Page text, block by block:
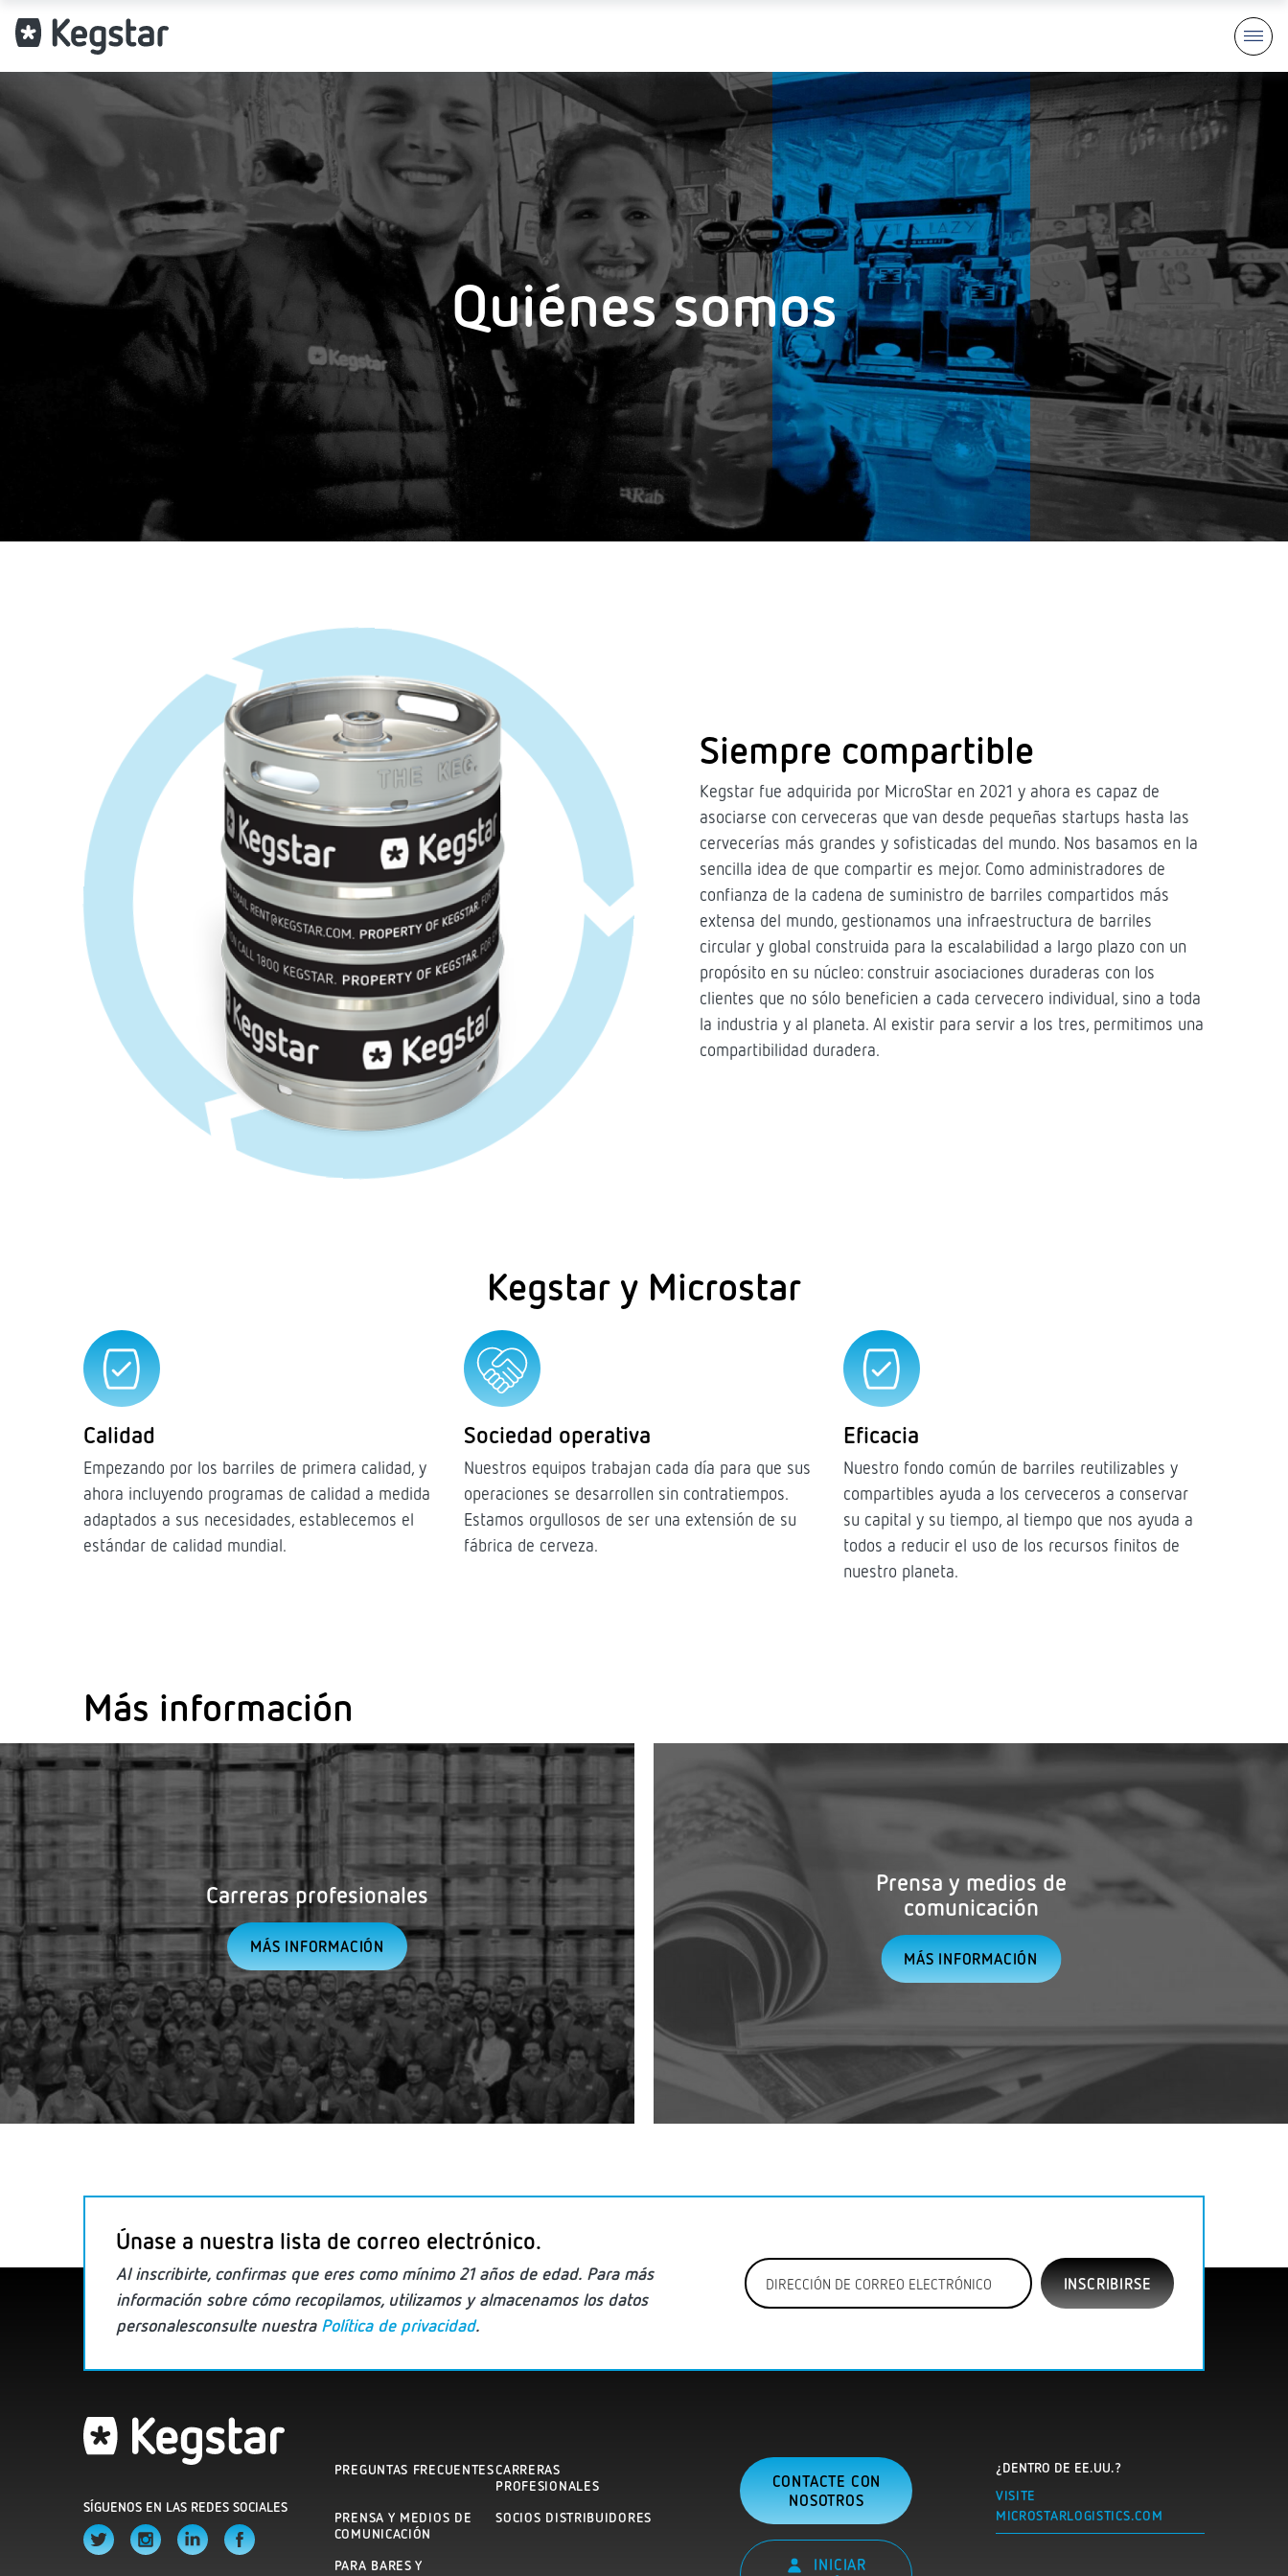
Quiénes somos
Siempre compartible
Kegstar fue adquirida por MicroStar en 2021 y ahora es capaz de
asociarse con cerveceras que van desde pequeñas startups hasta las
cervecerías más grandes y sofisticadas del mundo. Nos basamos en la
sencilla idea de que compartir es mejor. Como administradores de
confianza de la cadena de suministro de barriles compartidos más
extensa del mundo, gestionamos una infraestructura de barriles
circular y global construida para la escalabilidad a largo plazo con un
propósito en su núcleo: construir asociaciones duraderas con los
clientes que no sólo beneficien a cada cervecero individual, sino a toda
la industria y al planeta. Al existir para servir a los tres, permitimos una
compartibilidad duradera.
Kegstar y Microstar
Calidad
Empezando por los barriles de primera calidad, y
ahora incluyendo programas de calidad a medida
adaptados a sus necesidades, establecemos el
estándar de calidad mundial.
Sociedad operativa
Nuestros equipos trabajan cada día para que sus
operaciones se desarrollen sin contratiempos.
Estamos orgullosos de ser una extensión de su
fábrica de cerveza.
Eficacia
Nuestro fondo común de barriles reutilizables y
compartibles ayuda a los cerveceros a conservar
su capital y su tiempo, al tiempo que nos ayuda a
todos a reducir el uso de los recursos finitos de
nuestro planeta.
Más información
Carreras profesionales
MÁS INFORMACIÓN
Prensa y medios de
comunicación
MÁS INFORMACIÓN
Únase a nuestra lista de correo electrónico.
Al inscribirte, confirmas que eres como mínimo21 años de edad. Para más
información sobre cómo recopilamos, utilizamos y almacenamos los datos
personalesconsulte nuestra Política de privacidad.
Correo
electrónico
PREGUNTAS FRECUENTESCARRERAS
PROFESIONALES
PRENSA Y MEDIOS DE
COMUNICACIÓN
SOCIOS DISTRIBUIDORES
PARA BARES Y
CONTACTE CON
NOSOTROS
INICIAR
SÍGUENOS EN LAS REDES SOCIALES
¿DENTRO DE EE.UU.?
VISITE
MICROSTARLOGISTICS.COM